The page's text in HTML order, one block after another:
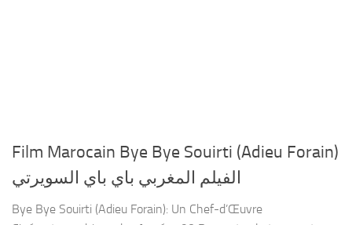
Film Marocain Bye Bye Souirti (Adieu Forain)
الفيلم المغربي باي باي السويرتي
Bye Bye Souirti (Adieu Forain): Un Chef-d’Œuvre